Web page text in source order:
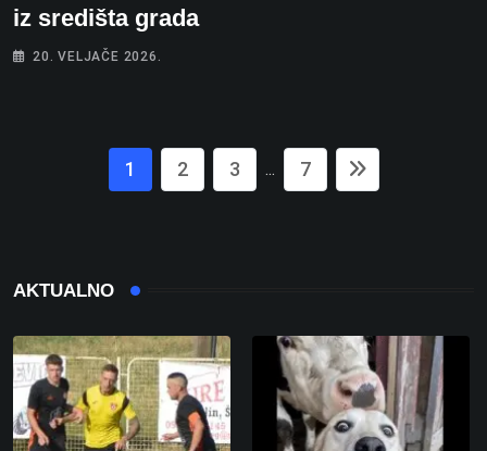
iz središta grada
20. VELJAČE 2026.
1 2 3 ... 7
AKTUALNO